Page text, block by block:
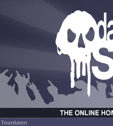
Tourdaten